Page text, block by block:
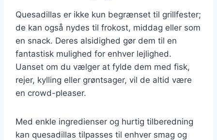
Quesadillas er ikke kun begrænset til grillfester;
de kan også nydes til frokost, middag eller som
en snack. Deres alsidighed gør dem til en
fantastisk mulighed for enhver lejlighed.
Uanset om du vælger at fylde dem med fisk,
rejer, kylling eller grøntsager, vil de altid være
en crowd-pleaser.
Med enkle ingredienser og hurtig tilberedning
kan quesadillas tilpasses til enhver smag og